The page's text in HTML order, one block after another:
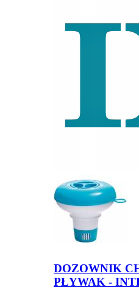
DOZOWNIK
PŁYWAK -